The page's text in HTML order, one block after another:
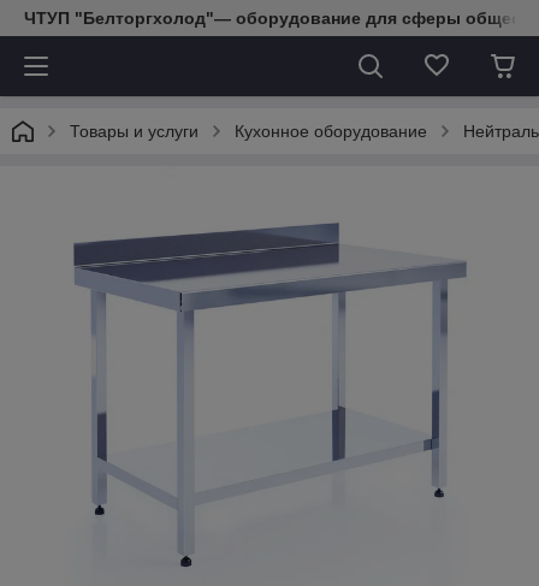
ЧТУП "Белторгхолод"— оборудование для сферы
Товары и услуги Кухонное оборудование